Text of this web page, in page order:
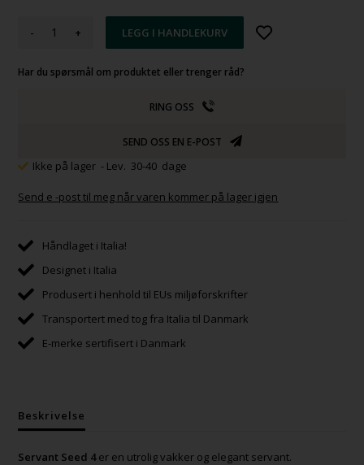
- +
Har du spørsmål om produktet eller trenger råd?
RING OSS
SEND OSS EN E-POST
Ikke på lager - Lev. 30-40 dage
Send e -post til meg når varen kommer på lager igjen
Håndlaget i Italia!
Designet i Italia
Produsert i henhold til EUs miljøforskrifter
Transportert med tog fra Italia til Danmark
E-merke sertifisert i Danmark
Beskrivelse
Servant Seed 4er en utrolig vakker og elegant servant.